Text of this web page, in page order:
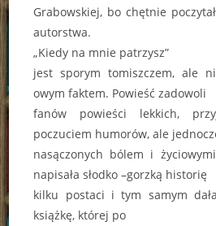
Grabowskiej, bo chętnie
autorstwa.
„Kiedy na mnie patrzysz”
jest sporym tomiszczem, ale
owym faktem. Powieść zadowoli
fanów powieści lekkich,
poczuciem humorów, ale
nasączonych bólem i
napisała słodko –gorzką historię
kilku postaci i tym samym
książkę, której po